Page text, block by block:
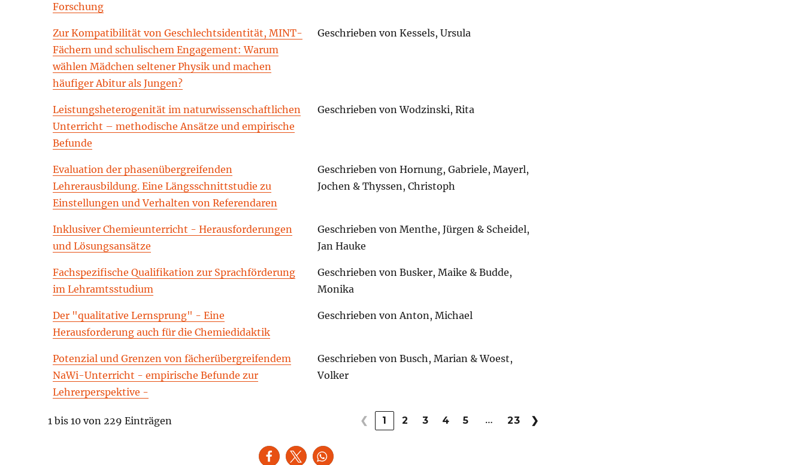
Forschung
Zur Kompatibilität von Geschlechtsidentität, MINT-
Fächern und schulischem Engagement: Warum
wählen Mädchen seltener Physik und machen
häufiger Abitur als Jungen?
Geschrieben von Kessels, Ursula
Leistungsheterogenität im naturwissenschaftlichen
Unterricht – methodische Ansätze und empirische
Befunde
Geschrieben von Wodzinski, Rita
Evaluation der phasenübergreifenden
Lehrerausbildung. Eine Längsschnittstudie zu
Einstellungen und Verhalten von Referendaren
Geschrieben von Hornung, Gabriele, Mayerl,
Jochen & Thyssen, Christoph
Inklusiver Chemieunterricht - Herausforderungen
und Lösungsansätze
Geschrieben von Menthe, Jürgen & Scheidel,
Jan Hauke
Fachspezifische Qualifikation zur Sprachförderung
im Lehramtsstudium
Geschrieben von Busker, Maike & Budde,
Monika
Der "qualitative Lernsprung" - Eine
Herausforderung auch für die Chemiedidaktik
Geschrieben von Anton, Michael
Potenzial und Grenzen von fächerübergreifendem
NaWi-Unterricht - empirische Befunde zur
Lehrerperspektive -
Geschrieben von Busch, Marian & Woest,
Volker
1 bis 10 von 229 Einträgen ❮ 1 2 3 4 5 … 23 ❯